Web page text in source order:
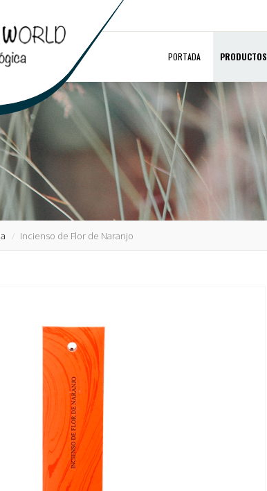
PORTADA PRODUCTOS
Incienso de Flor de Naranjo